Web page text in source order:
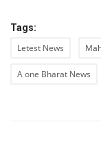
Tags:
Letest News
A one Bharat News